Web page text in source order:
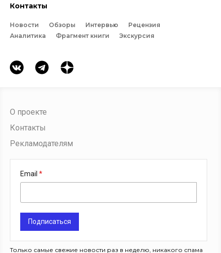
Контакты
Новости Обзоры Интервью
Рецензия
Аналитика
Фрагмент книги Экскурсия
О проекте
Контакты
Рекламодателям
Email
Подписаться
Только самые свежие новости раз в неделю, никакого спама